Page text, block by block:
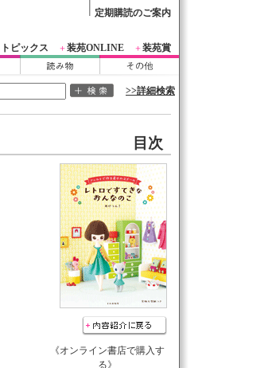
定期購読のご案内
トピックス ＋装苑ONLINE ＋装苑賞
>>詳細検索
目次
《オンライン書店で購入す
る》